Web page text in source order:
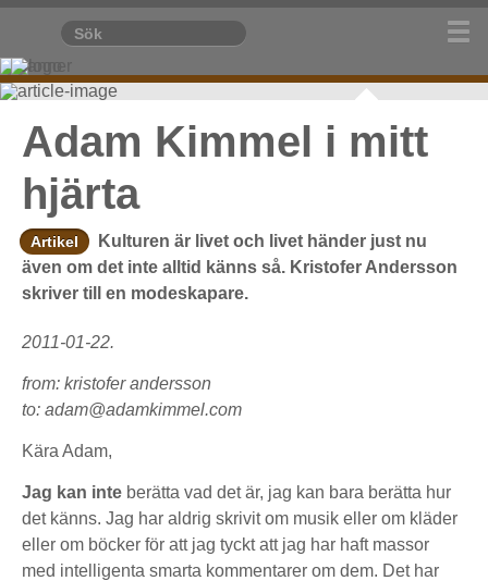
Adam Kimmel i mitt
hjärta
Artikel
Kulturen är livet och livet händer just nu
även om det inte alltid känns så. Kristofer Andersson
skriver till en modeskapare.
2011-01-22.
from: kristofer andersson
to: adam@adamkimmel.com
Kära Adam,
Jag kan inte berätta vad det är, jag kan bara berätta hur
det känns. Jag har aldrig skrivit om musik eller om kläder
eller om böcker för att jag tyckt att jag har haft massor
med intelligenta smarta kommentarer om dem. Det har